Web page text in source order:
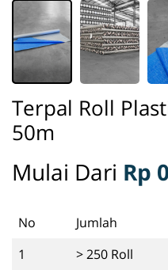
Terpal Roll
50m
Mulai Dari Rp 0
No Jumlah
1
> 250 Roll